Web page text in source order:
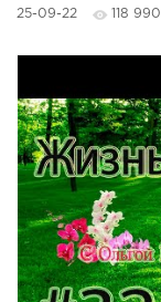
25-09-22 118 990